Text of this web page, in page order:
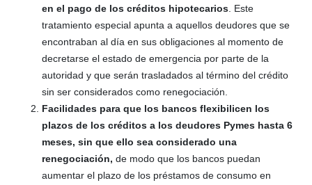
en el pago de los créditos hipotecarios . Este
tratamiento especial apunta a aquellos deudores que se
encontraban al día en sus obligaciones al momento de
decretarse el estado de emergencia por parte de la
autoridad y que serán trasladados al término del crédito
sin ser considerados como renegociación.
Facilidades para que los bancos flexibilicen los
plazos de los créditos a los deudores Pymes hasta 6
meses, sin que ello sea considerado una
renegociación, de modo que los bancos puedan
aumentar el plazo de los préstamos de consumo en